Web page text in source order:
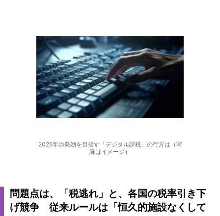
2025年の発効を目指す「デジタル課税」の行方は（写
真はイメージ）
問題点は、「税逃れ」と、各国の税率引き下
げ競争 従来ルールは「恒久的施設なくして